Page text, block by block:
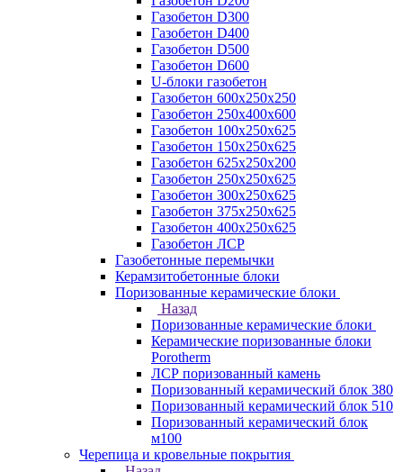
Газобетон D300
Газобетон D400
Газобетон D500
Газобетон D600
U-блоки газобетон
Газобетон 600x250x250
Газобетон 250x400x600
Газобетон 100х250х625
Газобетон 150х250х625
Газобетон 625х250х200
Газобетон 250х250х625
Газобетон 300х250х625
Газобетон 375х250х625
Газобетон 400х250х625
Газобетон ЛСР
Газобетонные перемычки
Керамзитобетонные блоки
Поризованные керамические блоки
Назад
Поризованные керамические блоки
Керамические поризованные блоки
Porotherm
ЛСР поризованный камень
Поризованный керамический блок 380
Поризованный керамический блок 510
Поризованный керамический блок
м100
Черепица и кровельные покрытия